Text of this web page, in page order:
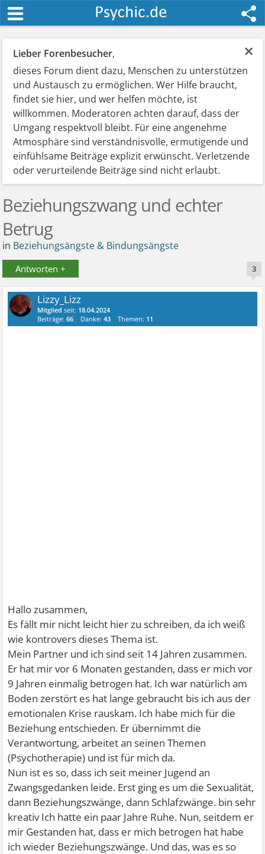
×
Lieber Forenbesucher,
dieses Forum dient dazu, Menschen zu unterstützen
und Austausch zu ermöglichen. Wer Hilfe braucht,
findet sie hier, und wer helfen möchte, ist
willkommen. Moderatoren achten darauf, dass der
Umgang respektvoll bleibt. Für eine angenehme
Atmosphäre sind verständnisvolle, ermutigende und
einfühlsame Beiträge explizit erwünscht. Verletzende
oder verurteilende Beiträge sind nicht erlaubt.
Beziehungszwang und echter
Betrug
in Beziehungsängste & Bindungsängste
Antworten + 3
Lizzy_Lizz
Mitglied seit: 18.04.2024
Beiträge:66 Danke:43 Themen: 11
Hallo zusammen,
Es fällt mir nicht leicht hier zu schreiben, da ich weiß
wie kontrovers dieses Thema ist.
Mein Partner und ich sind seit 14 Jahren zusammen.
Er hat mir vor 6 Monaten gestanden, dass er mich vor
9 Jahren einmalig betrogen hat. Ich war natürlich am
Boden zerstört es hat lange gebraucht bis ich aus der
emotionalen Krise rauskam. Ich habe mich für die
Beziehung entschieden. Er übernimmt die
Verantwortung, arbeitet an seinen Themen
(Psychotherapie) und ist für mich da.
Nun ist es so, dass ich seit meiner Jugend an
Zwangsgedanken leide. Erst ging es um die Sexualität,
dann Beziehungszwänge, dann Schlafzwänge. bin sehr
kreativ Ich hatte ein paar Jahre Ruhe. Nun, seitdem er
mir Gestanden hat, dass er mich betrogen hat habe
ich wieder Beziehungszwänge. Und das, was es so